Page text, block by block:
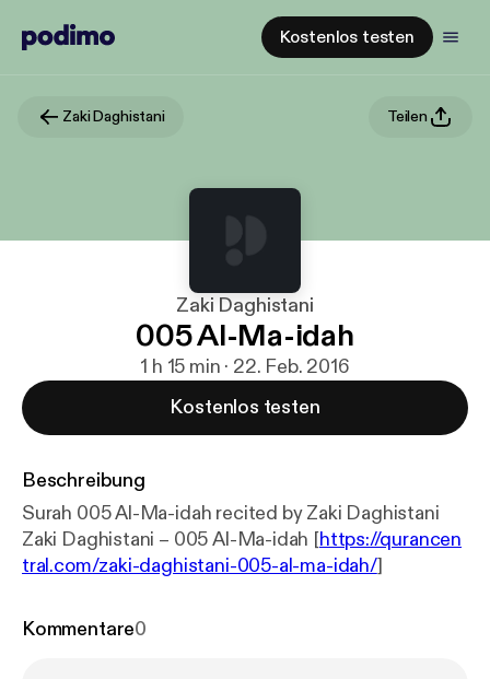
Kostenlos testen
Zaki Daghistani Teilen
Zaki Daghistani
005 Al-Ma-idah
1 h 15 min · 22. Feb. 2016
Kostenlos testen
Beschreibung
Surah 005 Al-Ma-idah recited by Zaki Daghistani
Zaki Daghistani – 005 Al-Ma-idah [https://qurancen
tral.com/zaki-daghistani-005-al-ma-idah/]
Kommentare0